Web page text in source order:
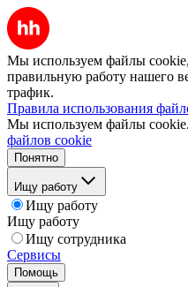
Мы используем файлы
правильную работу нашего
трафик.
Правила использования
Мы используем файлы cookie.
файлов cookie
Понятно
Ищу работу
Ищу работу
Ищу работу
Ищу сотрудника
Сервисы
Помощь